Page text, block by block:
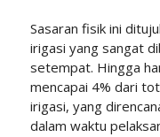
Sasaran fisik ini
irigasi yang sangat
setempat. Hingga
mencapai 4% dari
irigasi, yang
dalam waktu